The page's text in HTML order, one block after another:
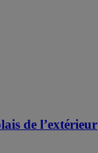
de l’extérieur